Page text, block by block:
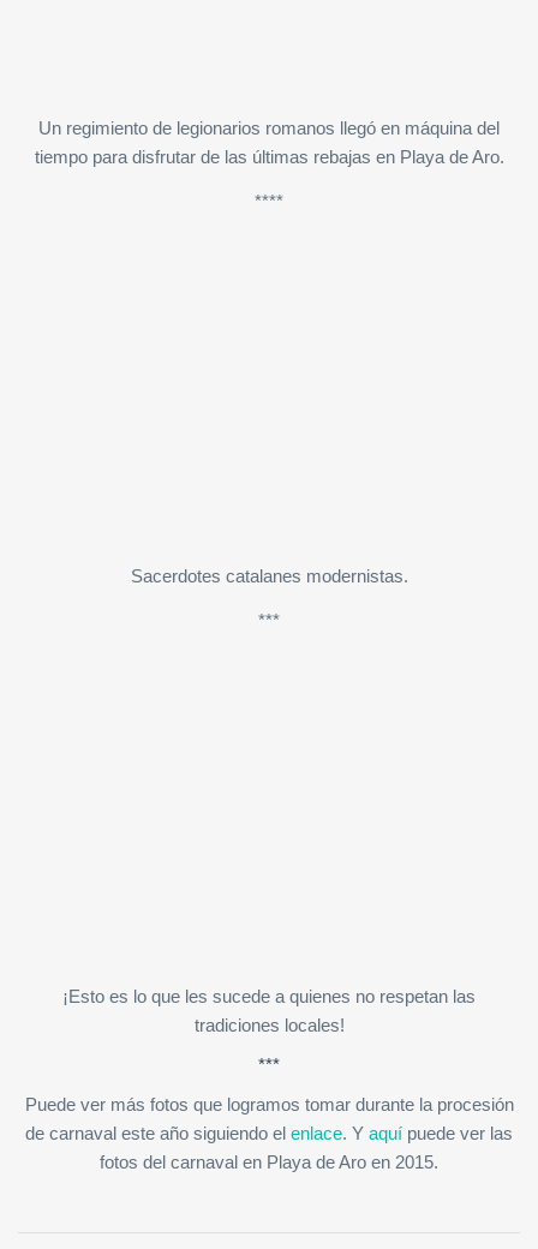
Un regimiento de legionarios romanos llegó en máquina del
tiempo para disfrutar de las últimas rebajas en Playa de Aro.
****
Sacerdotes catalanes modernistas.
***
¡Esto es lo que les sucede a quienes no respetan las
tradiciones locales!
***
Puede ver más fotos que logramos tomar durante la procesión
de carnaval este año siguiendo el enlace. Y aquí puede ver las
fotos del carnaval en Playa de Aro en 2015.